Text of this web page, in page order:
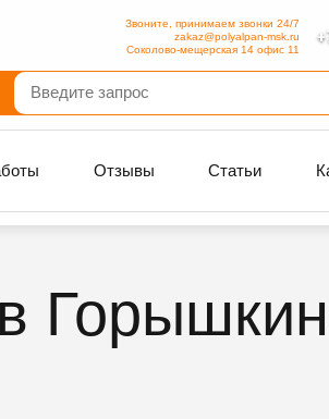
Звоните, принимаем звонки 24/7
zakaz@polyalpan-msk.ru
Соколово-мещерская 14 офис 11
Отзывы Статьи